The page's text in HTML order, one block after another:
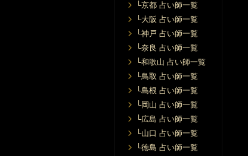
└京都 占い師一覧
└大阪 占い師一覧
└神戸 占い師一覧
└奈良 占い師一覧
└和歌山 占い師一覧
└鳥取 占い師一覧
└島根 占い師一覧
└岡山 占い師一覧
└広島 占い師一覧
└山口 占い師一覧
└徳島 占い師一覧